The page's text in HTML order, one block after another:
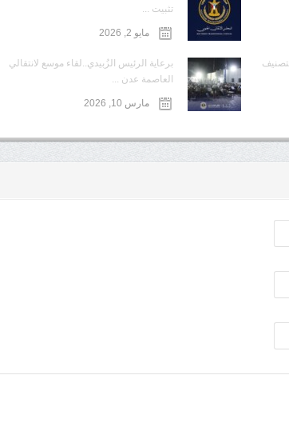
تثبيت ...
مايو 2, 2026
برعاية الرئيس الزُبيدي..لقاء موسع لانتقالي
العاصمة عدن ...
مارس 10, 2026